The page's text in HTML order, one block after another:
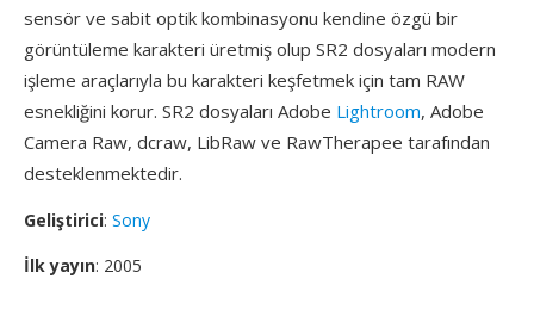
sensör ve sabit optik kombinasyonu kendine özgü bir
görüntüleme karakteri üretmiş olup SR2 dosyaları modern
işleme araçlarıyla bu karakteri keşfetmek için tam RAW
esnekliğini korur. SR2 dosyaları Adobe Lightroom, Adobe
Camera Raw, dcraw, LibRaw ve RawTherapee tarafından
desteklenmektedir.
Geliştirici: Sony
İlk yayın: 2005